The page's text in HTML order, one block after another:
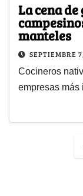
La cena
manteles
SEPTIEMBRE
Cocineros
empresas más